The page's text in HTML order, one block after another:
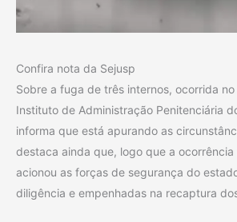
Confira nota da Sejusp
Sobre a fuga de três internos, ocorrida
Instituto de Administração Penitenciária
informa que está apurando as
destaca ainda que, logo que a
acionou as forças de segurança do
diligência e empenhadas na recaptura